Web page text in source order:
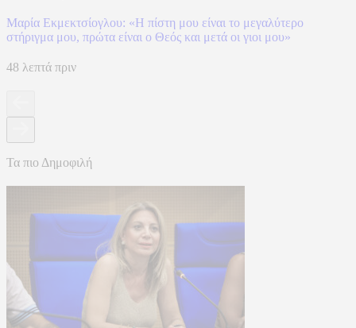
Μαρία Εκμεκτσίογλου: «Η πίστη μου είναι το μεγαλύτερο
στήριγμα μου, πρώτα είναι ο Θεός και μετά οι γιοι μου»
48 λεπτά πριν
Τα πιο Δημοφιλή